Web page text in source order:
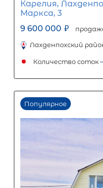
Процентная
ставка
1 5 10
Размер кредита
Первый взнос